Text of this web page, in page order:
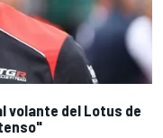
volante del Lotus de